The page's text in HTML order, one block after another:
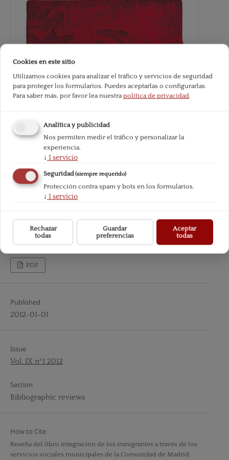
PDF
Published
2012-01-01
Issue
Vol. IX nº1 2012
Section
Bibliographic reviews
How to Cite
Reseña del libro Integración de los inmigrantes a través de los
servicios sociales municipales de la Comunidad de Madrid.
Cookies en este sitio
Utilizamos cookies para analizar el tráfico y servicios de seguridad
para proteger los formularios. Puedes aceptarlas o configurarlas.
Para saber más, por favor lea nuestra política de privacidad.
Analítica y publicidad
Nos permiten medir el tráfico y personalizar la
experiencia.
↓ 1servicio
Seguridad(siempre requerido)
Protección contra spam y bots en los formularios.
↓ 1servicio
Rechazar
todas
Guardar
preferencias
Aceptar
todas